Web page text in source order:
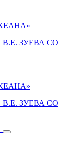
ЗУЕВА СО
В.Е. ЗУЕВА СО